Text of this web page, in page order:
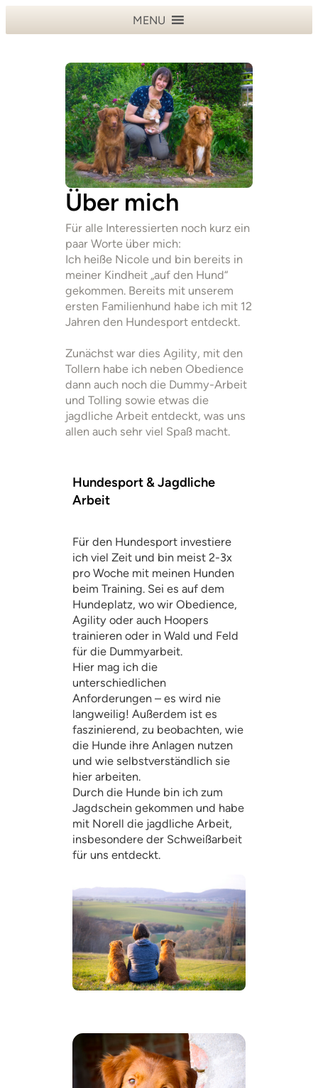
MENU
Über mich
Für alle Interessierten noch kurz ein
paar Worte über mich:
Ich heiße Nicole und bin bereits in
meiner Kindheit „auf den Hund“
gekommen. Bereits mit unserem
ersten Familienhund habe ich mit 12
Jahren den Hundesport entdeckt.
Zunächst war dies Agility, mit den
Tollern habe ich neben Obedience
dann auch noch die Dummy-Arbeit
und Tolling sowie etwas die
jagdliche Arbeit entdeckt, was uns
allen auch sehr viel Spaß macht.
Hundesport & Jagdliche
Arbeit
Für den Hundesport investiere
ich viel Zeit und bin meist 2-3x
pro Woche mit meinen Hunden
beim Training. Sei es auf dem
Hundeplatz, wo wir Obedience,
Agility oder auch Hoopers
trainieren oder in Wald und Feld
für die Dummyarbeit.
Hier mag ich die
unterschiedlichen
Anforderungen – es wird nie
langweilig! Außerdem ist es
faszinierend, zu beobachten, wie
die Hunde ihre Anlagen nutzen
und wie selbstverständlich sie
hier arbeiten.
Durch die Hunde bin ich zum
Jagdschein gekommen und habe
mit Norell die jagdliche Arbeit,
insbesondere der Schweißarbeit
für uns entdeckt.